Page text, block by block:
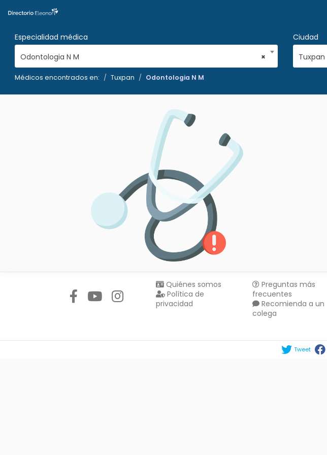
Especialidad médica
×
Odontologia N M
Ciudad
Tuxpan
Médicos encontrados en: Tuxpan Odontologia N M
Quiénes somos
Política de
privacidad
Preguntas más
frecuentes
Recomienda a un
colega
Tweet